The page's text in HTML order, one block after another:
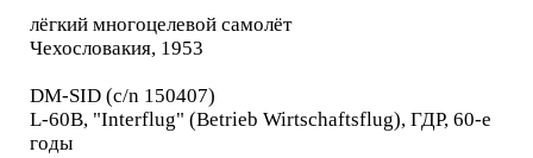
лёгкий многоцелевой самолёт
Чехословакия, 1953
DM-SID (c/n 150407)
L-60B, "Interflug" (Betrieb Wirtschaftsflug), ГДР, 60-е
годы